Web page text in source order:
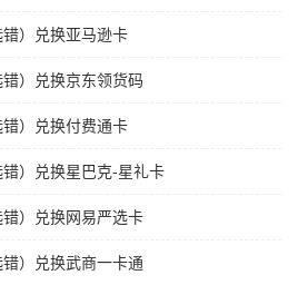
）兑换亚马逊卡
）兑换京东领货码
）兑换付费通卡
）兑换星巴克-星礼卡
）兑换网易严选卡
）兑换武商一卡通